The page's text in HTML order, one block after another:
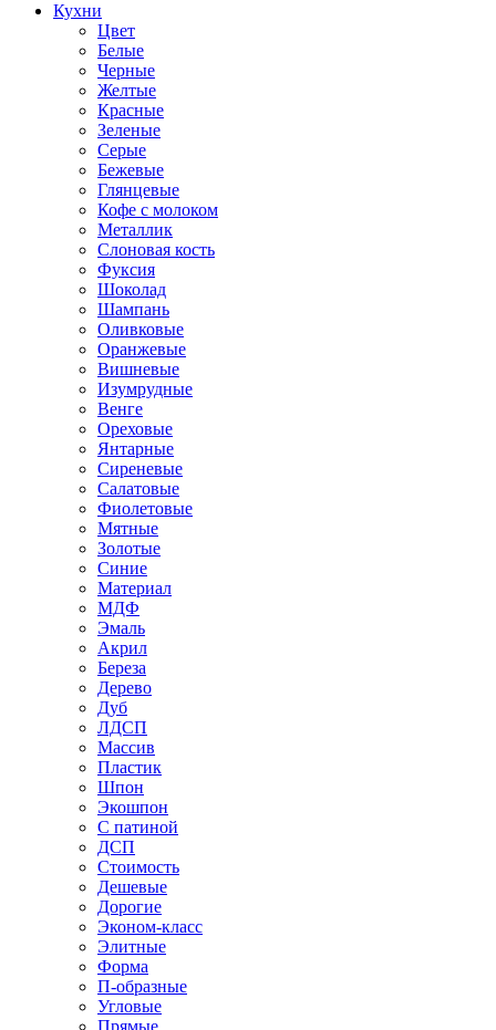
Кухни
Цвет
Белые
Черные
Желтые
Красные
Зеленые
Серые
Бежевые
Глянцевые
Кофе с молоком
Металлик
Слоновая кость
Фуксия
Шоколад
Шампань
Оливковые
Оранжевые
Вишневые
Изумрудные
Венге
Ореховые
Янтарные
Сиреневые
Салатовые
Фиолетовые
Мятные
Золотые
Синие
Материал
МДФ
Эмаль
Акрил
Береза
Дерево
Дуб
ЛДСП
Массив
Пластик
Шпон
Экошпон
С патиной
ДСП
Стоимость
Дешевые
Дорогие
Эконом-класс
Элитные
Форма
П-образные
Угловые
Прямые